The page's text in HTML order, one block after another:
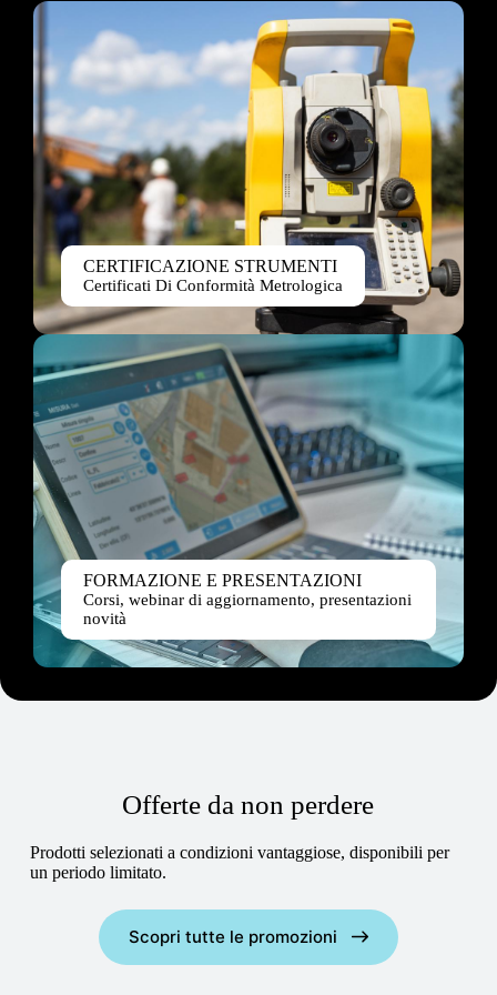
CERTIFICAZIONE STRUMENTI
Certificati Di Conformità Metrologica
FORMAZIONE E PRESENTAZIONI
Corsi, webinar di aggiornamento, presentazioni
novità
Offerte da non perdere
Prodotti selezionati a condizioni vantaggiose, disponibili per
un periodo limitato.
Scopri tutte le promozioni